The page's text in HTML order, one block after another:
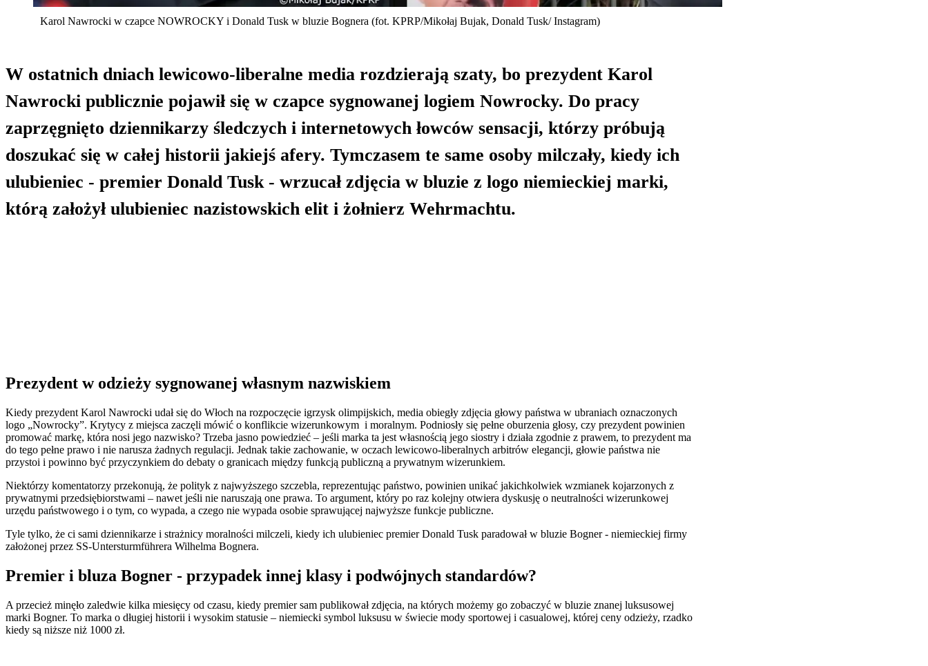
Karol Nawrocki w czapce NOWROCKY i Donald Tusk w bluzie Bognera (fot. KPRP/Mikołaj Bujak, Donald Tusk/ Instagram)
W ostatnich dniach lewicowo-liberalne media rozdzierają szaty, bo prezydent Karol
Nawrocki publicznie pojawił się w czapce sygnowanej logiem Nowrocky. Do pracy
zaprzęgnięto dziennikarzy śledczych i internetowych łowców sensacji, którzy próbują
doszukać się w całej historii jakiejś afery. Tymczasem te same osoby milczały, kiedy ich
ulubieniec - premier Donald Tusk - wrzucał zdjęcia w bluzie z logo niemieckiej marki,
którą założył ulubieniec nazistowskich elit i żołnierz Wehrmachtu.
Prezydent w odzieży sygnowanej własnym nazwiskiem
Kiedy prezydent Karol Nawrocki udał się do Włoch na rozpoczęcie igrzysk olimpijskich, media obiegły zdjęcia głowy państwa w ubraniach oznaczonych
logo „Nowrocky”. Krytycy z miejsca zaczęli mówić o konflikcie wizerunkowym i moralnym. Podniosły się pełne oburzenia głosy, czy prezydent powinien
promować markę, która nosi jego nazwisko? Trzeba jasno powiedzieć – jeśli marka ta jest własnością jego siostry i działa zgodnie z prawem, to prezydent ma
do tego pełne prawo i nie narusza żadnych regulacji. Jednak takie zachowanie, w oczach lewicowo-liberalnych arbitrów elegancji, głowie państwa nie
przystoi i powinno być przyczynkiem do debaty o granicach między funkcją publiczną a prywatnym wizerunkiem.
Niektórzy komentatorzy przekonują, że polityk z najwyższego szczebla, reprezentując państwo, powinien unikać jakichkolwiek wzmianek kojarzonych z
prywatnymi przedsiębiorstwami – nawet jeśli nie naruszają one prawa. To argument, który po raz kolejny otwiera dyskusję o neutralności wizerunkowej
urzędu państwowego i o tym, co wypada, a czego nie wypada osobie sprawującej najwyższe funkcje publiczne.
Tyle tylko, że ci sami dziennikarze i strażnicy moralności milczeli, kiedy ich ulubieniec premier Donald Tusk paradował w bluzie Bogner - niemieckiej firmy
założonej przez SS-Untersturmführera Wilhelma Bognera.
Premier i bluza Bogner - przypadek innej klasy i podwójnych standardów?
A przecież minęło zaledwie kilka miesięcy od czasu, kiedy premier sam publikował zdjęcia, na których możemy go zobaczyć w bluzie znanej luksusowej
marki Bogner. To marka o długiej historii i wysokim statusie – niemiecki symbol luksusu w świecie mody sportowej i casualowej, której ceny odzieży, rzadko
kiedy są niższe niż 1000 zł.